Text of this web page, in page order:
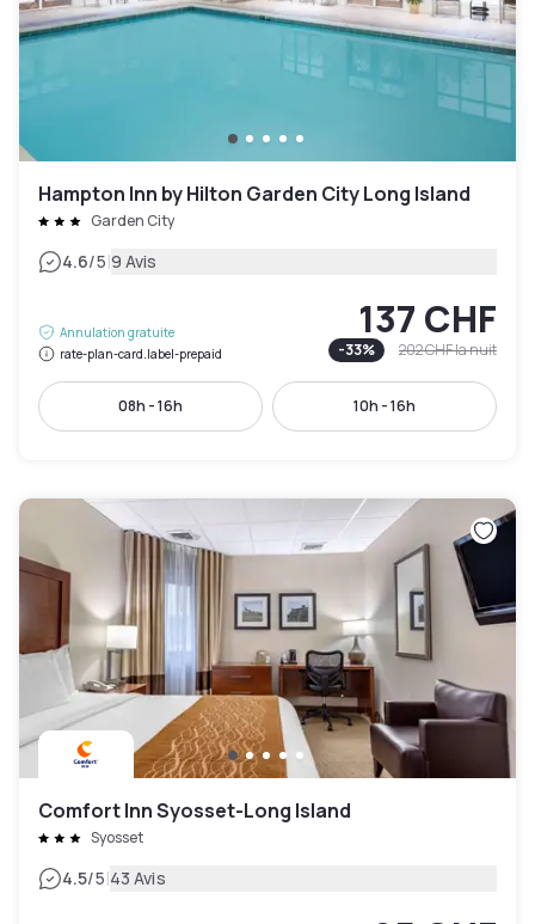
Hampton Inn by Hilton Garden City Long Island
Garden City
4.6/5|9 Avis
Annulation gratuite
rate-plan-card.label-prepaid
137 CHF
-33% 202 CHFla nuit
08h - 16h 10h - 16h
Comfort Inn Syosset-Long Island
Syosset
4.5/5|43 Avis